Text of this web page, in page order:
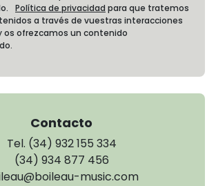
Política de privacidad para que tratemos
a través de vuestras interacciones
os ofrezcamos un contenido
Contacto
Tel. (34) 932 155 334
(34) 934 877 456
music.com